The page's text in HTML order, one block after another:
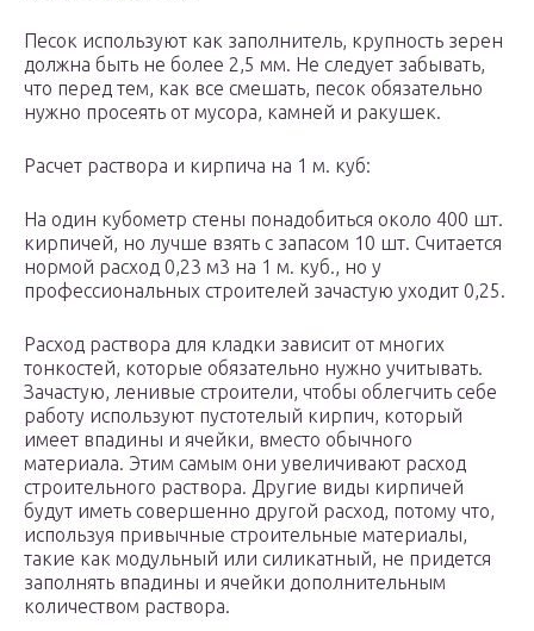
Песок используют как заполнитель, крупность зерен
должна быть не более 2,5 мм. Не следует забывать,
что перед тем, как все смешать, песок обязательно
нужно просеять от мусора, камней и ракушек.
Расчет раствора и кирпича на 1 м. куб:
На один кубометр стены понадобиться около 400 шт.
кирпичей, но лучше взять с запасом 10 шт. Считается
нормой расход 0,23 м3 на 1 м. куб., но у
профессиональных строителей зачастую уходит 0,25.
Расход раствора для кладки зависит от многих
тонкостей, которые обязательно нужно учитывать.
Зачастую, ленивые строители, чтобы облегчить себе
работу используют пустотелый кирпич, который
имеет впадины и ячейки, вместо обычного
материала. Этим самым они увеличивают расход
строительного раствора. Другие виды кирпичей
будут иметь совершенно другой расход, потому что,
используя привычные строительные материалы,
такие как модульный или силикатный, не придется
заполнять впадины и ячейки дополнительным
количеством раствора.